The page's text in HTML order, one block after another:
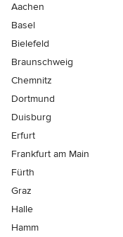
Aachen
Basel
Bielefeld
Braunschweig
Chemnitz
Dortmund
Duisburg
Erfurt
Frankfurt am Main
Fürth
Graz
Halle
Hamm